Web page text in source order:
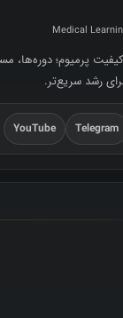
Medical
پرمیوم؛ دوره‌ها،
رشد سریع‌تر.
Telegram
YouTube